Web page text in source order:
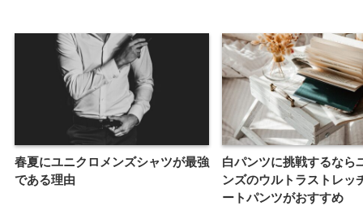
春夏にユニクロメンズシャツが最強
である理由
白パンツに挑戦するなら
ンズのウルトラストレッ
ートパンツがおすすめ